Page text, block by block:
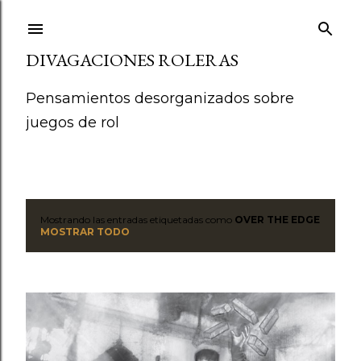
DIVAGACIONES ROLERAS
Pensamientos desorganizados sobre
juegos de rol
t
r
Mostrando las entradas etiquetadas como OVER THE EDGE
MOSTRAR TODO